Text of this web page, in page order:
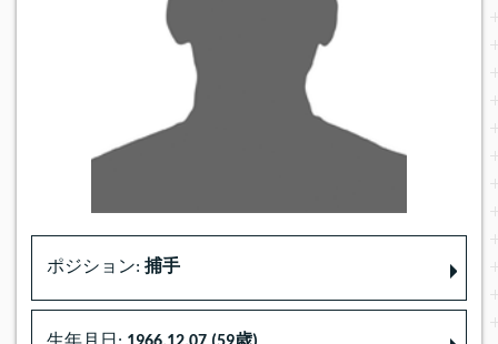
ポジション: 捕手